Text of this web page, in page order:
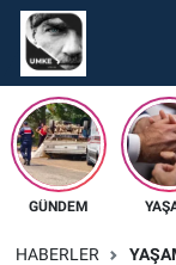
GÜNDEM
HABERLER
Gündem
Ekonomi
Spor
Nöbetçi
Hava
Namaz